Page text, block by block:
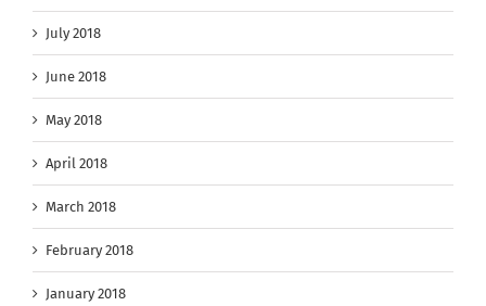
July 2018
June 2018
May 2018
April 2018
March 2018
February 2018
January 2018